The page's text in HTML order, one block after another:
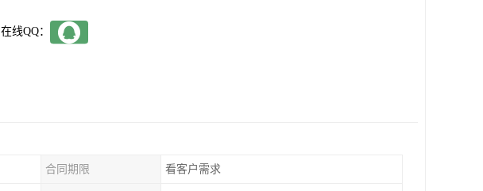
在线QQ：
合同期限 看客户需求